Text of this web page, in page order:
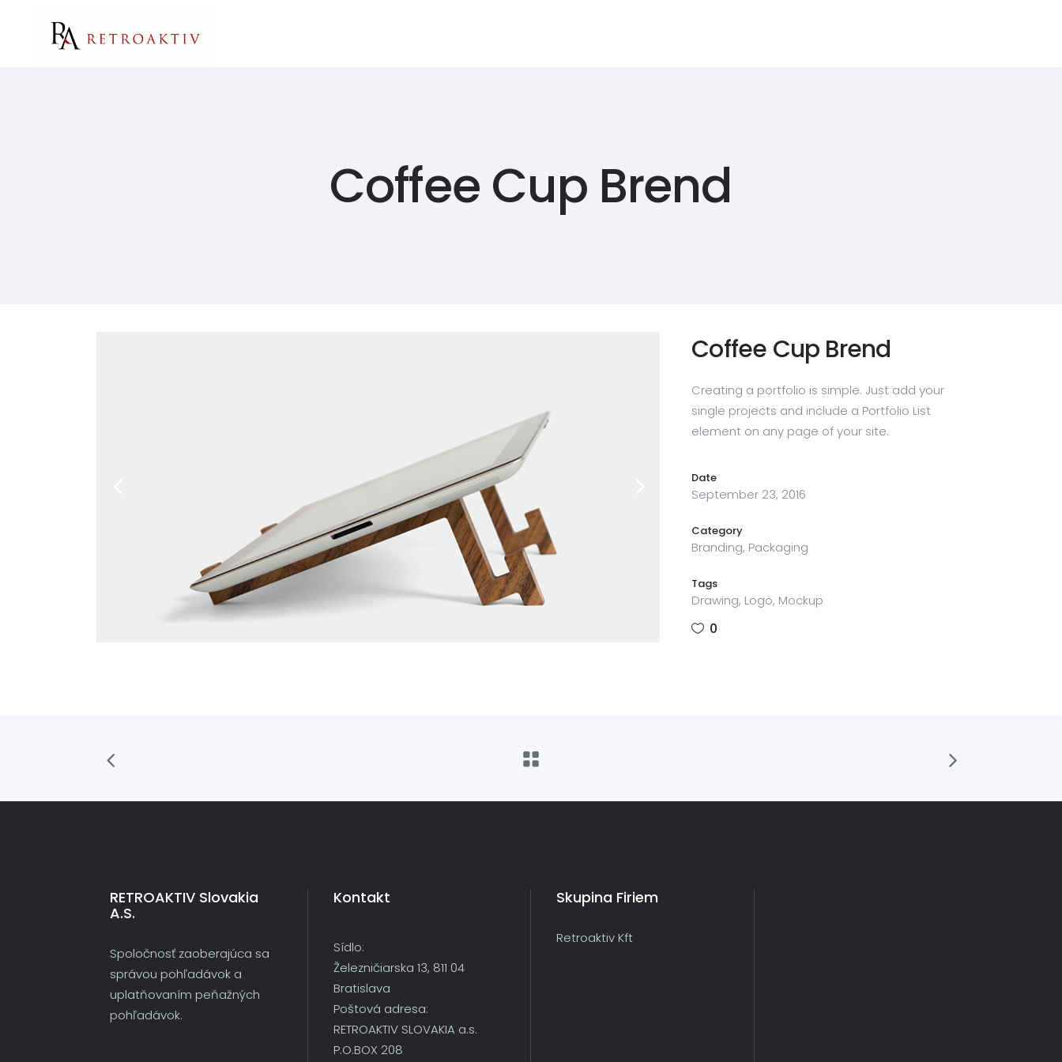
Coffee Cup Brend
Coffee Cup Brend
Creating a portfolio is simple. Just add your
single projects and include a Portfolio List
element on any page of your site.
Date
September 23, 2016
Category
Branding, Packaging
Tags
Drawing, Logo, Mockup
0
RETROAKTIV Slovakia
A.s.
Spoločnosť zaoberajúca sa
správou pohľadávok a
uplatňovaním peňažných
pohľadávok.
Kontakt
Sídlo:
Železničiarska 13, 811 04
Bratislava
Poštová adresa:
RETROAKTIV SLOVAKIA a.s.
P.O.BOX 208
Skupina Firiem
Retroaktiv Kft